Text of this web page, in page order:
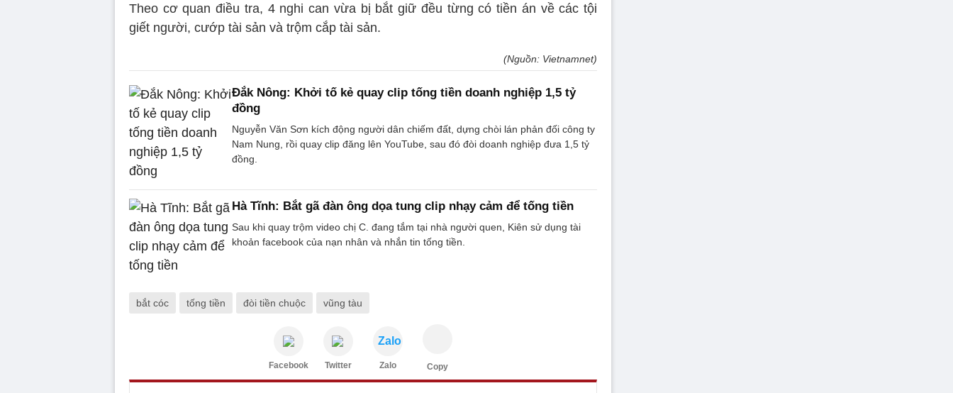
Theo cơ quan điều tra, 4 nghi can vừa bị bắt giữ đều từng có tiền án về các tội
giết người, cướp tài sản và trộm cắp tài sản.
(Nguồn: Vietnamnet)
Đắk Nông: Khởi tố kẻ quay clip tống tiền doanh nghiệp 1,5 tỷ
đồng
Nguyễn Văn Sơn kích động người dân chiếm đất, dựng chòi lán phản đối công ty
Nam Nung, rồi quay clip đăng lên YouTube, sau đó đòi doanh nghiệp đưa 1,5 tỷ
đồng.
Hà Tĩnh: Bắt gã đàn ông dọa tung clip nhạy cảm để tống tiền
Sau khi quay trộm video chị C. đang tắm tại nhà người quen, Kiên sử dụng tài
khoản facebook của nạn nhân và nhắn tin tống tiền.
bắt cóc tống tiền đòi tiền chuộc vũng tàu
Facebook Twitter
Zalo
Zalo Copy